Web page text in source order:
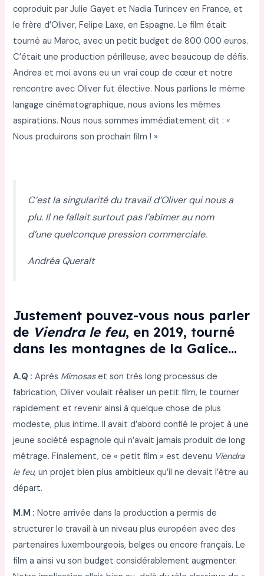
coproduit par Julie Gayet et Nadia Turincev en France, et
le frère d’Oliver, Felipe Laxe, en Espagne. Le film était
tourné au Maroc, avec un petit budget de 800 000 euros.
C’était une production périlleuse, avec beaucoup de défis.
Andrea et moi avons eu un vrai coup de cœur et notre
rencontre avec Oliver fut élective. Nous parlions le même
langage cinématographique, nous avions les mêmes
aspirations. Nous nous sommes immédiatement dit : «
Nous produirons son prochain film ! »
C’est la singularité du travail d’Oliver qui nous a
plu. Il ne fallait surtout pas l’abîmer au nom
d’une quelconque pression commerciale.
Andréa Queralt
Justement pouvez-vous nous parler
de Viendra le feu, en 2019, tourné
dans les montagnes de la Galice…
A.Q : Après Mimosaset son très long processus de
fabrication, Oliver voulait réaliser un petit film, le tourner
rapidement et revenir ainsi à quelque chose de plus
modeste, plus intime. Il avait d’abord confié le projet à une
jeune société espagnole qui n’avait jamais produit de long
métrage. Finalement, ce « petit film » est devenu Viendra
le feu, un projet bien plus ambitieux qu’il ne devait l’être au
départ.
M.M : Notre arrivée dans la production a permis de
structurer le travail à un niveau plus européen avec des
partenaires luxembourgeois, belges ou encore français. Le
film a ainsi vu son budget considérablement augmenter.